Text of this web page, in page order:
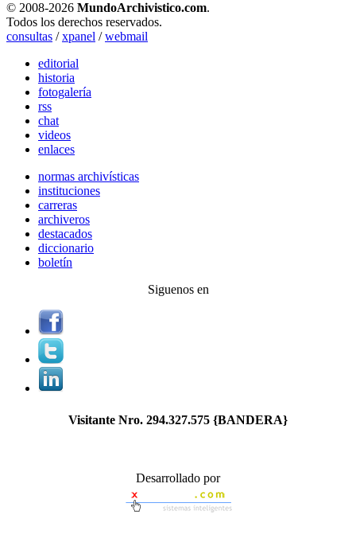
© 2008-2026 MundoArchivistico.com.
Todos los derechos reservados.
consultas /xpanel /webmail
editorial
historia
fotogalería
rss
chat
videos
enlaces
normas archivísticas
instituciones
carreras
archiveros
destacados
diccionario
boletín
Siguenos en
Visitante Nro. 294.327.575 {BANDERA}
Desarrollado por